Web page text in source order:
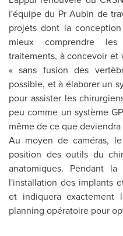
l'équipe du Pr Aubin de
projets dont la
mieux comprendre
traitements, à concevoir et
« sans fusion des
possible, et à élaborer un
pour assister les
peu comme un système
même de ce que
Au moyen de caméras,
position des outils du
anatomiques. Pendant
l'installation des implants
et indiquera exactement
planning opératoire pour